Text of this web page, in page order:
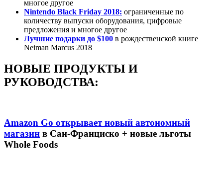
многое другое
Nintendo Black Friday 2018: ограниченные по
количеству выпуски оборудования, цифровые
предложения и многое другое
Лучшие подарки до $100 в рождественской книге
Neiman Marcus 2018
НОВЫЕ ПРОДУКТЫ И
РУКОВОДСТВА:
Amazon Go открывает новый автономный
магазин в Сан-Франциско + новые льготы
Whole Foods